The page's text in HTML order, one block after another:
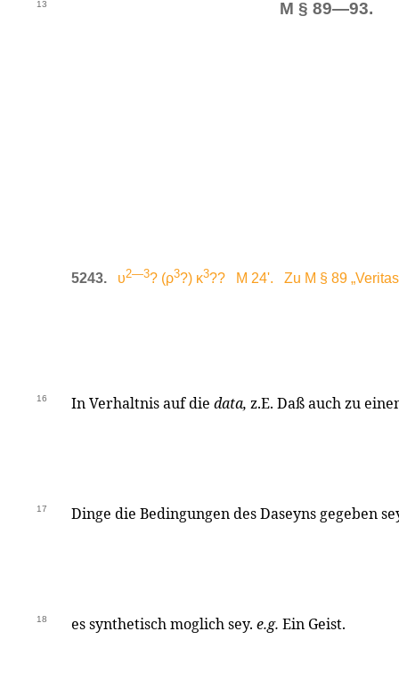
13 M § 89—93.
5243. υ2—3? (ρ3?) κ3?? M 24'. Zu M § 89 „Veritas
16 In Verhaltnis auf die data, z.E. Daß auch zu
17 Dinge die Bedingungen des Daseyns gegeben
18 es synthetisch moglich sey. e.g. Ein Geist.